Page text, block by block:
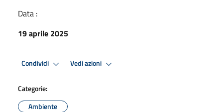
Data :
19 aprile 2025
Condividi Vedi azioni
Categorie:
Ambiente